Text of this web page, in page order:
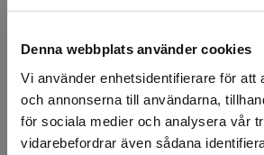
Denna webbplats använder cookies
Vi använder enhetsidentifierare för att
och annonserna till användarna,
för sociala medier och analysera vår
vidarebefordrar även sådana
Kantförstärkningstejp